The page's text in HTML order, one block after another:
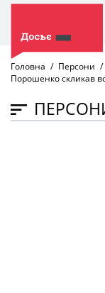
Головна
Персони
Порошенко скликав